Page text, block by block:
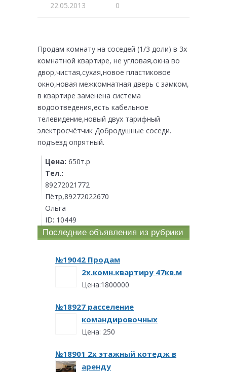
22.05.2013 0
Продам комнату на соседей (1/3 доли) в 3х
комнатной квартире, не угловая,окна во
двор,чистая,сухая,новое пластиковое
окно,новая межкомнатная дверь с замком,
в квартире заменена система
водоотведения,есть кабельное
телевидение,новый двух тарифный
электросчётчик Добродушные соседи.
подъезд опрятный.
Цена: 650т.р
Тел.:
89272021772
Пётр,89272022670
Ольга
ID: 10449
Последние объявления из рубрики
№19042 Продам
2х.комн.квартиру 47кв.м
Цена:1800000
№18927 расселение
командировочных
Цена: 250
№18901 2х этажный котедж в
аренду